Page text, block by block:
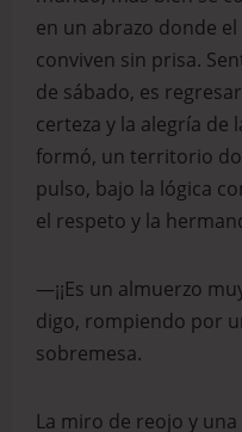
en un abrazo donde
conviven sin prisa.
de sábado, es
certeza y la alegría de
formó, un territorio
pulso, bajo la lógica
el respeto y la
—¡¡Es un almuerzo
digo, rompiendo por
sobremesa.
La miro de reojo y